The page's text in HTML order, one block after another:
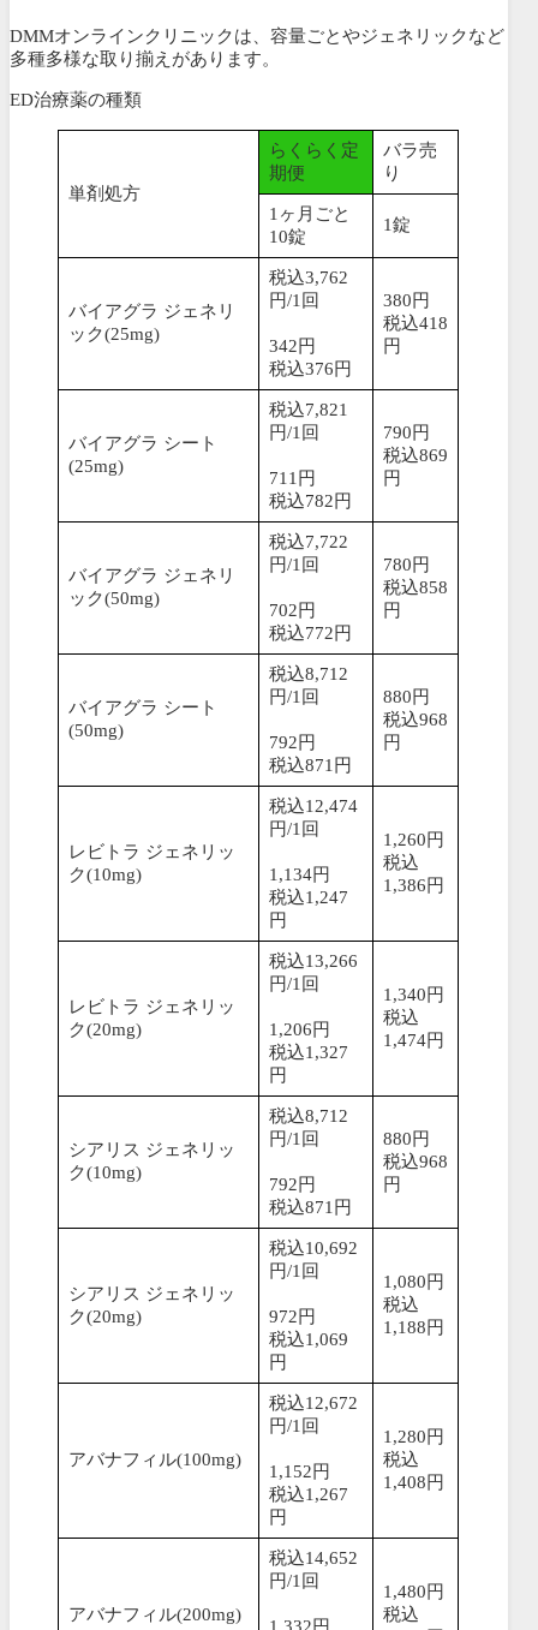
DMMオンラインクリニックは、容量ごとやジェネリックなど
多種多様な取り揃えがあります。
ED治療薬の種類
単剤処方
らくらく定
期便
バラ売
り
1ヶ月ごと
10錠
1錠
バイアグラ ジェネリ
ック(25mg)
税込3,762
円/1回
342円
税込376円
380円
税込418
円
バイアグラ シート
(25mg)
税込7,821
円/1回
711円
税込782円
790円
税込869
円
バイアグラ ジェネリ
ック(50mg)
税込7,722
円/1回
702円
税込772円
780円
税込858
円
バイアグラ シート
(50mg)
税込8,712
円/1回
792円
税込871円
880円
税込968
円
レビトラ ジェネリッ
ク(10mg)
税込12,474
円/1回
1,134円
税込1,247
円
1,260円
税込
1,386円
レビトラ ジェネリッ
ク(20mg)
税込13,266
円/1回
1,206円
税込1,327
円
1,340円
税込
1,474円
シアリス ジェネリッ
ク(10mg)
税込8,712
円/1回
792円
税込871円
880円
税込968
円
シアリス ジェネリッ
ク(20mg)
税込10,692
円/1回
972円
税込1,069
円
1,080円
税込
1,188円
アバナフィル(100mg)
税込12,672
円/1回
1,152円
税込1,267
円
1,280円
税込
1,408円
アバナフィル(200mg)
税込14,652
円/1回
1,480円
税込